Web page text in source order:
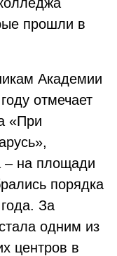
прошли в
Академии
отмечает
«При
– на площади
порядка
За
одним из
центров в